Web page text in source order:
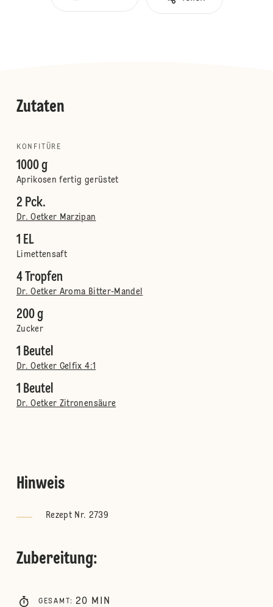
Zutaten
KONFITÜRE
1000 g
Aprikosen fertig gerüstet
2 Pck.
Dr. Oetker Marzipan
1 EL
Limettensaft
4 Tropfen
Dr. Oetker Aroma Bitter-Mandel
200 g
Zucker
1 Beutel
Dr. Oetker Gelfix 4:1
1 Beutel
Dr. Oetker Zitronensäure
Hinweis
Rezept Nr. 2739
Zubereitung:
GESAMT : 20 MIN